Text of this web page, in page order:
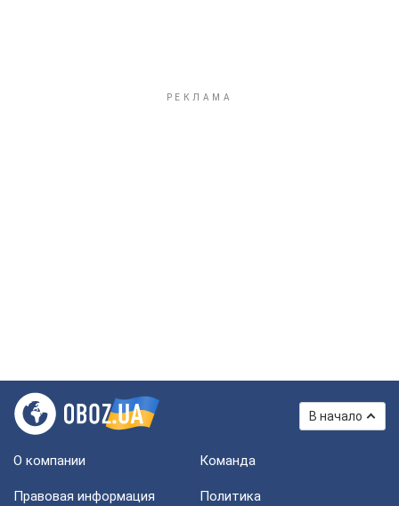
В начало
О компании Команда
Правовая информация
Политика